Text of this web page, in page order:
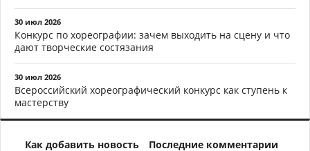
30 июл 2026
Конкурс по хореографии: зачем выходить на сцену и что
дают творческие состязания
30 июл 2026
Всероссийский хореографический конкурс как ступень к
мастерству
Как добавить новость Последние комментарии